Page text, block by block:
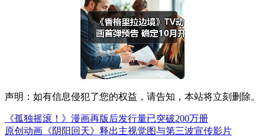
声明：如有信息侵犯了您的权益，请告知，本站将立刻删除。
《孤独摇滚！》漫画再版后发行量已突破200万册
原创动画《阴阳回天》释出主视觉图与第三波宣传影片